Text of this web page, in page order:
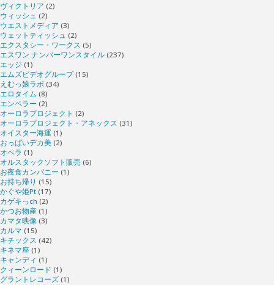
ヴィクトリア (2)
ウィッシュ (2)
ウエストメディア (3)
ウェットティッシュ (2)
エクスタシー・ワークス (5)
エスワン ナンバーワンスタイル (237)
エッジ (1)
エムズビデオグループ(15)
えむっ娘ラボ (34)
エロタイム (8)
エンペラー (2)
オーロラプロジェクト (2)
オーロラプロジェクト・アネックス (31)
オイスター海運 (1)
おっぱいデカ美 (2)
オペラ (1)
オルスタックソフト販売 (6)
お夜食カンパニー (1)
お持ち帰り (15)
かぐや姫Pt (17)
カゲキっch (2)
かつお物産 (1)
カマタ映像 (3)
カルマ (15)
キチックス (42)
キネマ座 (1)
キャンディ (1)
クィーンロード (1)
グラントレコーズ (1)